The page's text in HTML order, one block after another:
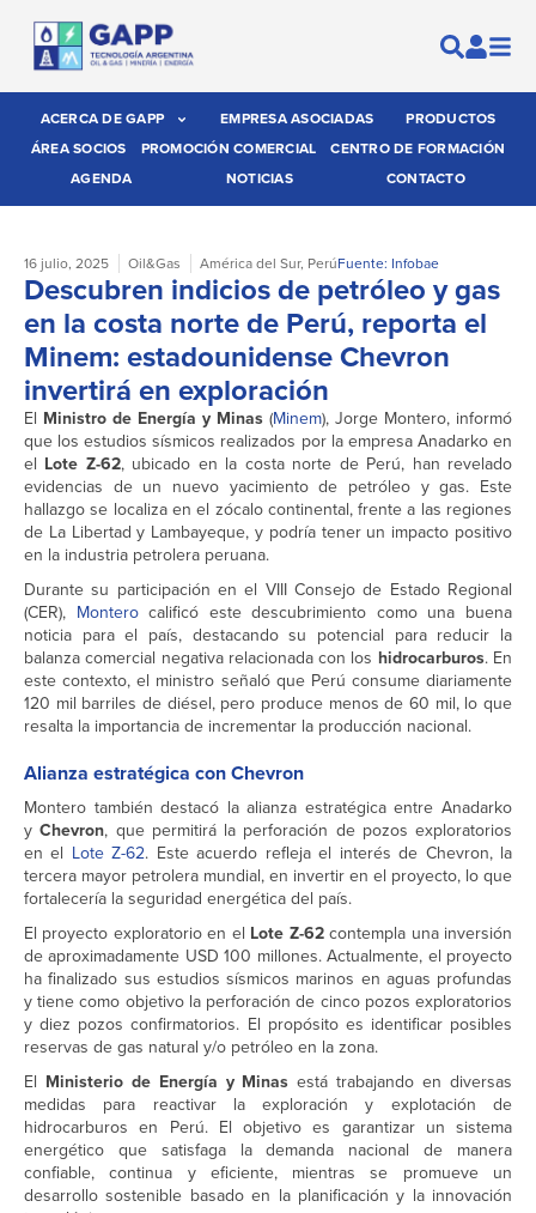
ACERCA DE GAPP EMPRESA ASOCIADAS
PRODUCTOS
ÁREA SOCIOS
PROMOCIÓN COMERCIAL
CENTRO DE FORMACIÓN
AGENDA
NOTICIAS CONTACTO
16 julio, 2025 Oil&Gas América del Sur, PerúFuente: Infobae
Descubren indicios de petróleo y gas
en la costa norte de Perú, reporta el
Minem: estadounidense Chevron
invertirá en exploración
El Ministro de Energía y Minas (Minem), Jorge Montero, informó
que los estudios sísmicos realizados por la empresa Anadarko en
el Lote Z-62, ubicado en la costa norte de Perú, han revelado
evidencias de un nuevo yacimiento de petróleo y gas. Este
hallazgo se localiza en el zócalo continental, frente a las regiones
de La Libertad y Lambayeque, y podría tener un impacto positivo
en la industria petrolera peruana.
Durante su participación en el VIII Consejo de Estado Regional
(CER), Monterocalificó este descubrimiento como una buena
noticia para el país, destacando su potencial para reducir la
balanza comercial negativa relacionada con los hidrocarburos. En
este contexto, el ministro señaló que Perú consume diariamente
120 mil barriles de diésel, pero produce menos de 60 mil, lo que
resalta la importancia de incrementar la producción nacional.
Alianza estratégica con Chevron
Montero también destacó la alianza estratégica entre Anadarko
yChevron, que permitirá la perforación de pozos exploratorios
en el Lote Z-62. Este acuerdo refleja el interés de Chevron, la
tercera mayor petrolera mundial, en invertir en el proyecto, lo que
fortalecería la seguridad energética del país.
El proyecto exploratorio en el Lote Z-62contempla una inversión
de aproximadamente USD 100 millones. Actualmente, el proyecto
ha finalizado sus estudios sísmicos marinos en aguas profundas
y tiene como objetivo la perforación de cinco pozos exploratorios
y diez pozos confirmatorios. El propósito es identificar posibles
reservas de gas natural y/o petróleo en la zona.
El Ministerio de Energía y Minasestá trabajando en diversas
medidas para reactivar la exploración y explotación de
hidrocarburos en Perú. El objetivo es garantizar un sistema
energético que satisfaga la demanda nacional de manera
confiable, continua y eficiente, mientras se promueve un
desarrollo sostenible basado en la planificación y la innovación